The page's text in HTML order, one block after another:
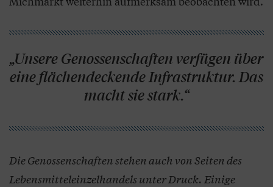
„Unsere Genossenschaften verfügen über
eine flächendeckende Infrastruktur. Das
macht sie stark.“
Die Genossenschaften stehen auch von Seiten des
Lebensmitteleinzelhandels unter Druck. Einige